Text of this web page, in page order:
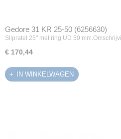
Gedore 31 KR 25-50 (6256630)
Slipratel 25" met ring UD 50
€ 170,44
IN WINKELWAGEN